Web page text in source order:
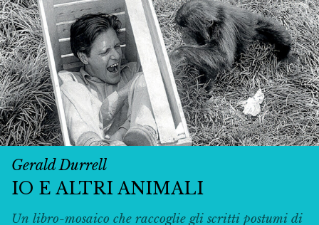
Gerald Durrell
IO E ALTRI ANIMALI
Un libro-mosaico che raccoglie gli scritti postumi di